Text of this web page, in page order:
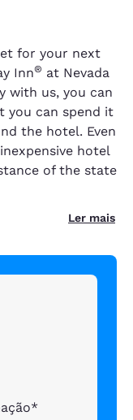
for your next
Inn® at Nevada
with us, you can
you can spend it
the hotel. Even
hotel
of the state
Ler mais